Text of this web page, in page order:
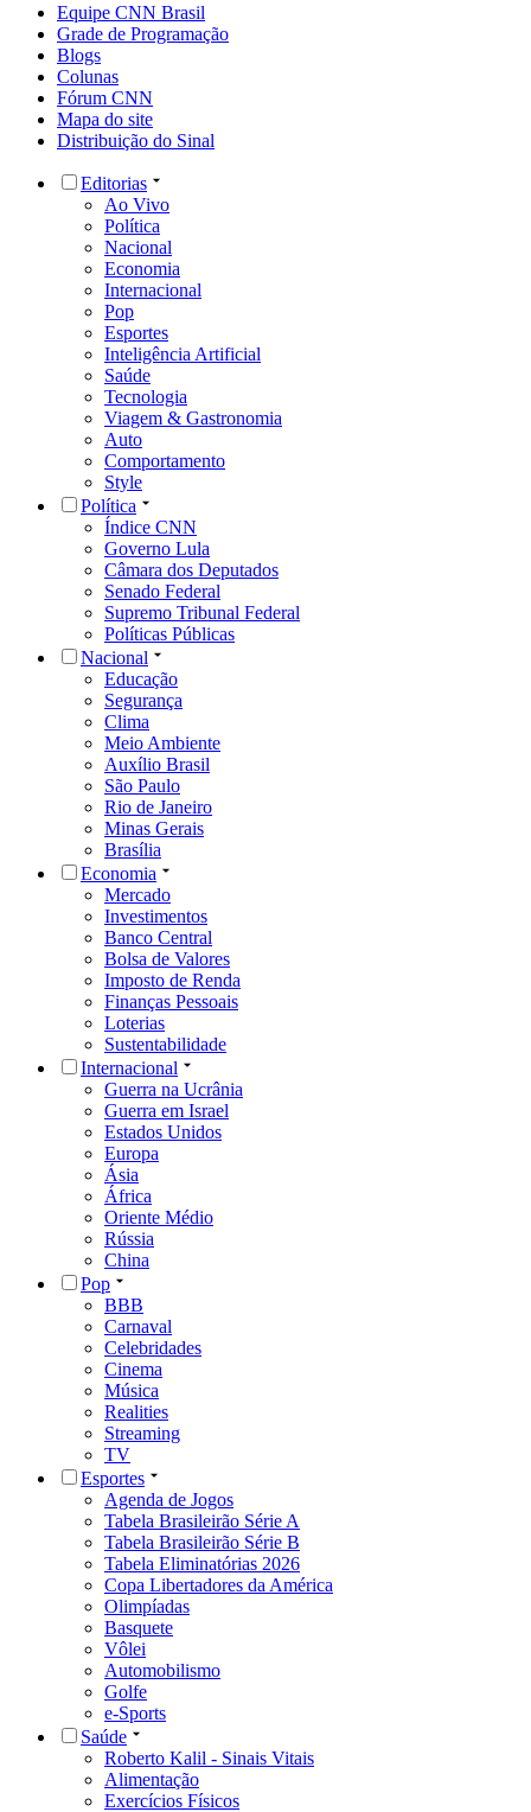
Equipe CNN Brasil
Grade de Programação
Blogs
Colunas
Fórum CNN
Mapa do site
Distribuição do Sinal
Editorias
Ao Vivo
Política
Nacional
Economia
Internacional
Pop
Esportes
Inteligência Artificial
Saúde
Tecnologia
Viagem & Gastronomia
Auto
Comportamento
Style
Política
Índice CNN
Governo Lula
Câmara dos Deputados
Senado Federal
Supremo Tribunal Federal
Políticas Públicas
Nacional
Educação
Segurança
Clima
Meio Ambiente
Auxílio Brasil
São Paulo
Rio de Janeiro
Minas Gerais
Brasília
Economia
Mercado
Investimentos
Banco Central
Bolsa de Valores
Imposto de Renda
Finanças Pessoais
Loterias
Sustentabilidade
Internacional
Guerra na Ucrânia
Guerra em Israel
Estados Unidos
Europa
Ásia
África
Oriente Médio
Rússia
China
Pop
BBB
Carnaval
Celebridades
Cinema
Música
Realities
Streaming
TV
Esportes
Agenda de Jogos
Tabela Brasileirão Série A
Tabela Brasileirão Série B
Tabela Eliminatórias 2026
Copa Libertadores da América
Olimpíadas
Basquete
Vôlei
Automobilismo
Golfe
e-Sports
Saúde
Roberto Kalil - Sinais Vitais
Alimentação
Exercícios Físicos